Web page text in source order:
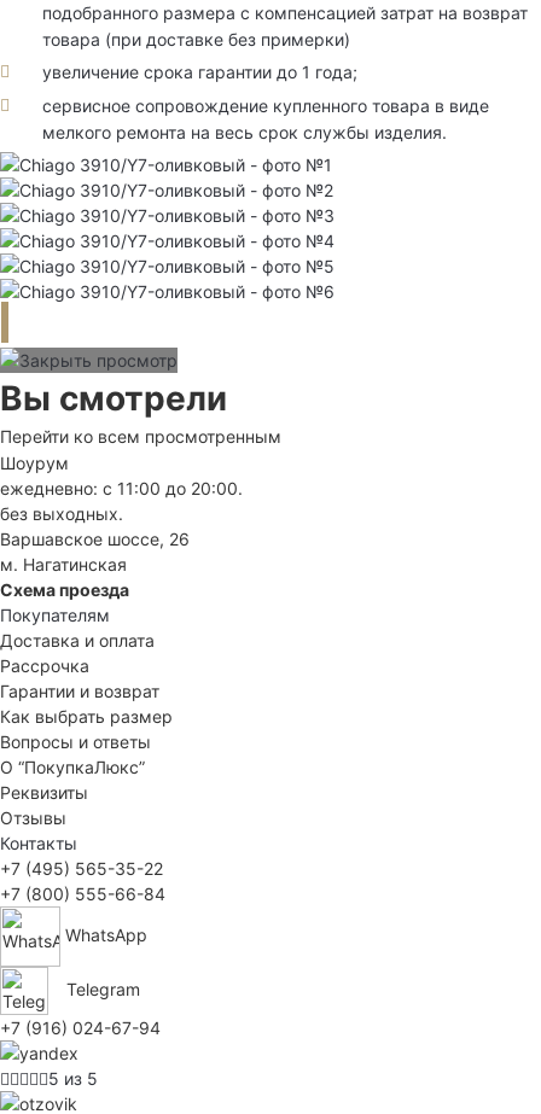
подобранного размера с компенсацией затрат на возврат
товара (при доставке без примерки)
увеличение срока гарантии до 1 года;
сервисное сопровождение купленного товара в виде
мелкого ремонта на весь срок службы изделия.
Вы смотрели
Перейти ко всем просмотренным
Шоурум
ежедневно: с 11:00 до 20:00.
без выходных.
Варшавское шоссе, 26
м. Нагатинская
Схема проезда
Покупателям
Доставка и оплата
Рассрочка
Гарантии и возврат
Как выбрать размер
Вопросы и ответы
О “ПокупкаЛюкс”
Реквизиты
Отзывы
Контакты
+7 (495) 565-35-22
+7 (800) 555-66-84
WhatsApp
Telegram
+7 (916) 024-67-94
5 из 5